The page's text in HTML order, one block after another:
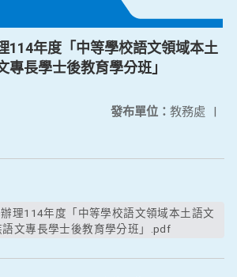
114年度「中等學校語文領域本土
專長學士後教育學分班」
發布單位： 教務處 |
語文專長學士後教育學分班」.pdf